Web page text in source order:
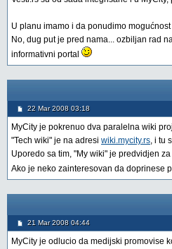
U planu imamo i da ponudimo
No, dug put je pred nama... ozbiljan rad
informativni portal
22 Mar 2008 03:18
MyCity je pokrenuo dva paralelna wiki
"Tech wiki" je na adresi wiki.mycity.rs, i tu
Uporedo sa tim, "My wiki" je predvidjen
Ako je neko zainteresovan da doprinese
21 Mar 2008 04:44
MyCity je odlucio da medijski promovise